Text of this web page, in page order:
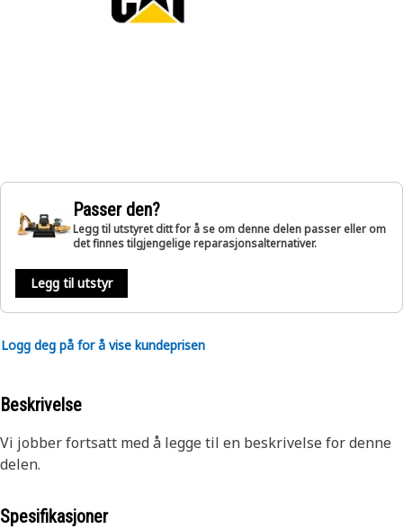
Passer den?
Legg til utstyret ditt for å se om denne delen passer eller om
det finnes tilgjengelige reparasjonsalternativer.
Legg til utstyr
Logg deg på for å vise kundeprisen
Beskrivelse
Vi jobber fortsatt med å legge til en beskrivelse for denne
delen.
Spesifikasjoner